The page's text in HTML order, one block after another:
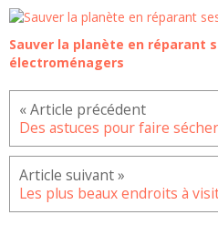
Sauver la planète en réparant
électroménagers
Les plus beaux endroits à